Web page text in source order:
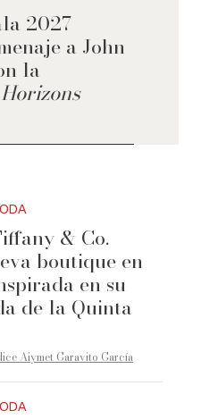
2027
a John
la
Horizons
& Co.
boutique en
en su
de la Quinta
Aiymet Garavito García